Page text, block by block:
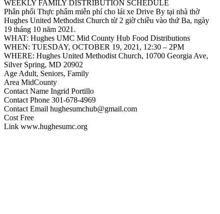
WEEKLY FAMILY DISTRIBUTION SCHEDULE
Phân phối Thực phẩm miễn phí cho lái xe Drive By tại nhà thờ
Hughes United Methodist Church từ 2 giờ chiều vào thứ Ba, ngày
19 tháng 10 năm 2021.
WHAT: Hughes UMC Mid County Hub Food Distributions
WHEN: TUESDAY, OCTOBER 19, 2021, 12:30 – 2PM
WHERE: Hughes United Methodist Church, 10700 Georgia Ave,
Silver Spring, MD 20902
Age Adult, Seniors, Family
Area MidCounty
Contact Name Ingrid Portillo
Contact Phone 301-678-4969
Contact Email hughesumchub@gmail.com
Cost Free
Link www.hughesumc.org